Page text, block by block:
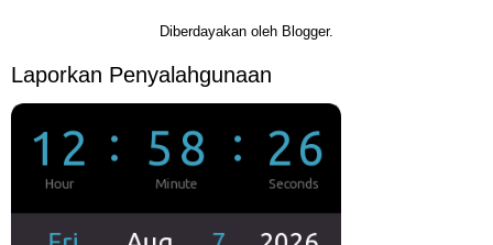
Diberdayakan oleh Blogger.
Laporkan Penyalahgunaan